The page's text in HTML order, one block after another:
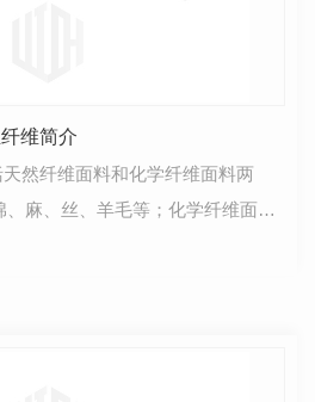
维简介
然纤维面料和化学纤维面料两
麻、丝、羊毛等；化学纤维面料
维面料。**哥登工作服学院要…